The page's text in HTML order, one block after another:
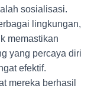
sosialisasi.
lingkungan,
memastikan
yang percaya diri
efektif.
mereka berhasil